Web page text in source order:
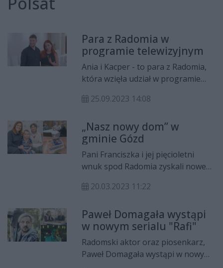
Para z Radomia w
programie telewizyjnym
Ania i Kacper - to para z Radomia,
która wzięła udział w programie
Janachowskiej". Premiera odcinka
25.09.2023 14:08
„Nasz nowy dom” w
gminie Gózd
Pani Franciszka i jej pięcioletni
wnuk spod Radomia zyskali nowe
warunki mieszkaniowe na miarę XXI
pomocy dwóch sióstr, które zgłosiły
seniorkę do programu "Nasz nowy
dom".
20.03.2023 11:22
Paweł Domagała wystąpi
w nowym serialu "Rafi"
Radomski aktor oraz piosenkarz,
Paweł Domagała wystąpi w nowym